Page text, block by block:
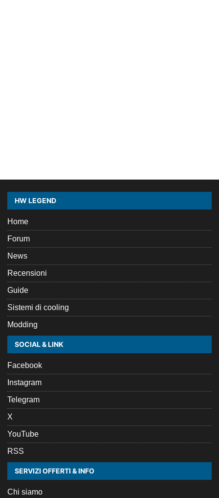
HW LEGEND
Home
Forum
News
Recensioni
Guide
Sistemi di cooling
Modding
SOCIAL & LINK
Facebook
Instagram
Telegram
X
YouTube
RSS
SERVIZI OFFERTI & INFO
Chi siamo